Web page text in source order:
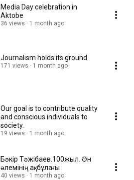
Media Day celebration in
Aktobe
36 views 1 month ago
Journalism holds its ground
171 views 1 month ago
Our goal is to contribute quality
and conscious individuals to
society.
19 views 1 month ago
Бәкір Тәжібаев.100жыл. Ән
әлемінің ақбұлағы
40 views 1 month ago